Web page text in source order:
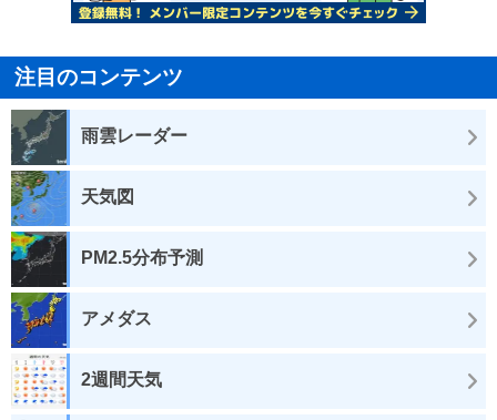
注目のコンテンツ
雨雲レーダー
天気図
PM2.5分布予測
アメダス
2週間天気